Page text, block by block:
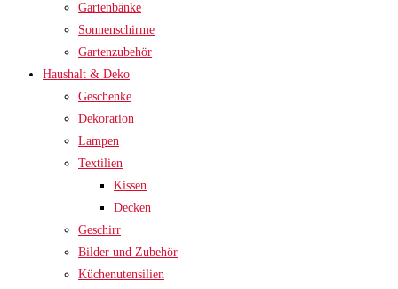
Gartenbänke
Sonnenschirme
Gartenzubehör
Haushalt & Deko
Geschenke
Dekoration
Lampen
Textilien
Kissen
Decken
Geschirr
Bilder und Zubehör
Küchenutensilien